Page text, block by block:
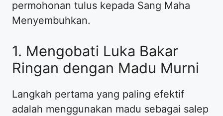
permohonan tulus kepada Sang Maha
Menyembuhkan.
1. Mengobati Luka Bakar
Ringan dengan Madu Murni
Langkah pertama yang paling efektif
adalah menggunakan madu sebagai salep